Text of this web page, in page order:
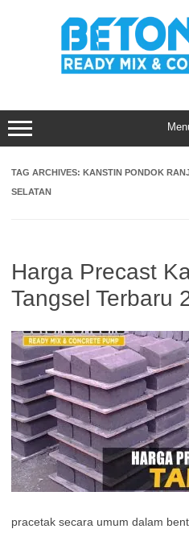
TAG ARCHIVES: KANSTIN PONDOK
SELATAN
Harga Precast
Tangsel Terbaru
pracetak secara umum dalam